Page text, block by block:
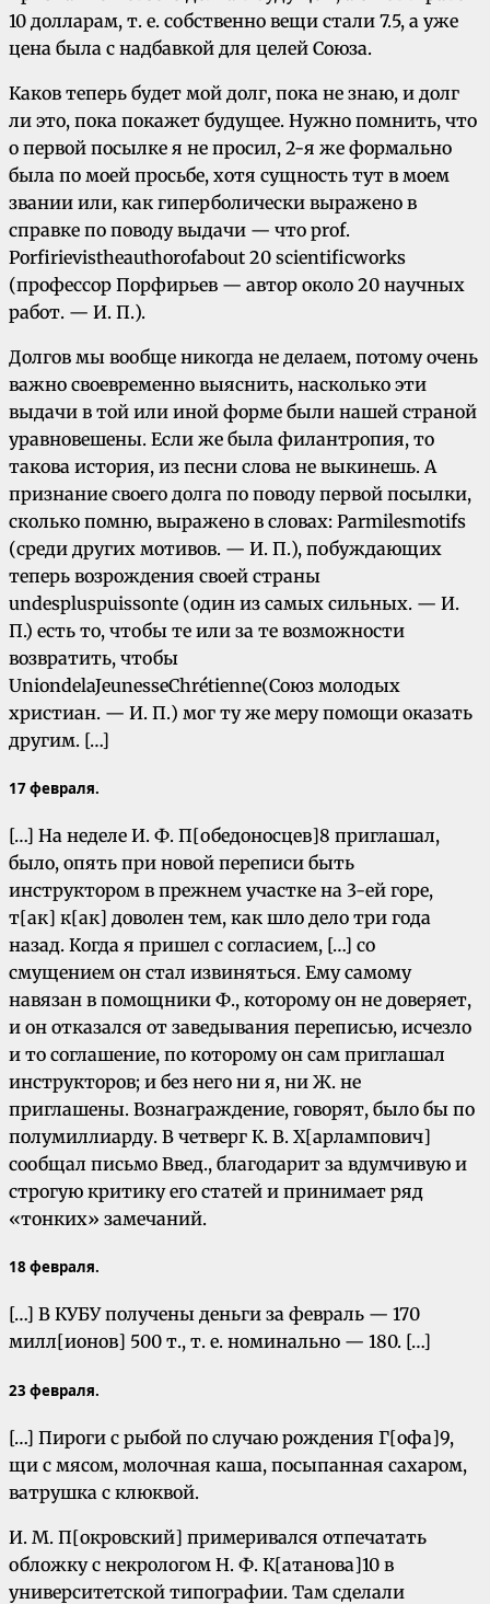
10 долларам, т. е. собственно вещи стали 7.5, а уже
цена была с надбавкой для целей Союза.
Каков теперь будет мой долг, пока не знаю, и долг
ли это, пока покажет будущее. Нужно помнить, что
о первой посылке я не просил, 2-я же формально
была по моей просьбе, хотя сущность тут в моем
звании или, как гиперболически выражено в
справке по поводу выдачи — что prof.
Pоrfirievistheauthorofabout 20 scientificworks
(профессор Порфирьев — автор около 20 научных
работ. — И. П.).
Долгов мы вообще никогда не делаем, потому очень
важно своевременно выяснить, насколько эти
выдачи в той или иной форме были нашей страной
уравновешены. Если же была филантропия, то
такова история, из песни слова не выкинешь. А
признание своего долга по поводу первой посылки,
сколько помню, выражено в словах: Parmilesmotifs
(среди других мотивов. — И. П.), побуждающих
теперь возрождения своей страны
undespluspuissontе (один из самых сильных. — И.
П.) есть то, чтобы те или за те возможности
возвратить, чтобы
UniondelaJeunesseChrétienne(Союз молодых
христиан. — И. П.) мог ту же меру помощи оказать
другим. […]
17 февраля.
[…] На неделе И. Ф. П[обедоносцев]8 приглашал,
было, опять при новой переписи быть
инструктором в прежнем участке на 3-ей горе,
т[ак] к[ак] доволен тем, как шло дело три года
назад. Когда я пришел с согласием, […] со
смущением он стал извиняться. Ему самому
навязан в помощники Ф., которому он не доверяет,
и он отказался от заведывания переписью, исчезло
и то соглашение, по которому он сам приглашал
инструкторов; и без него ни я, ни Ж. не
приглашены. Вознаграждение, говорят, было бы по
полумиллиарду. В четверг К. В. Х[арлампович]
сообщал письмо Введ., благодарит за вдумчивую и
строгую критику его статей и принимает ряд
«тонких» замечаний.
18 февраля.
[…] В КУБУ получены деньги за февраль — 170
милл[ионов] 500 т., т. е. номинально — 180. […]
23 февраля.
[…] Пироги с рыбой по случаю рождения Г[офа]9,
щи с мясом, молочная каша, посыпанная сахаром,
ватрушка с клюквой.
И. М. П[окровский] примеривался отпечатать
обложку с некрологом Н. Ф. К[атанова]10 в
университетской типографии. Там сделали